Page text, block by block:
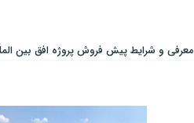
معرفی و شرایط پیش فروش پروژه افق بین